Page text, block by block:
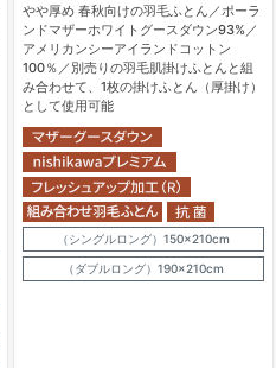
やや厚め 春秋向けの羽毛ふとん／ポーラ
ンドマザーホワイトグースダウン93%／
アメリカンシーアイランドコットン
100％／別売りの羽毛肌掛けふとんと組
み合わせて、1枚の掛けふとん（厚掛け）
として使用可能
（シングルロング）150×210cm
（ダブルロング）190×210cm